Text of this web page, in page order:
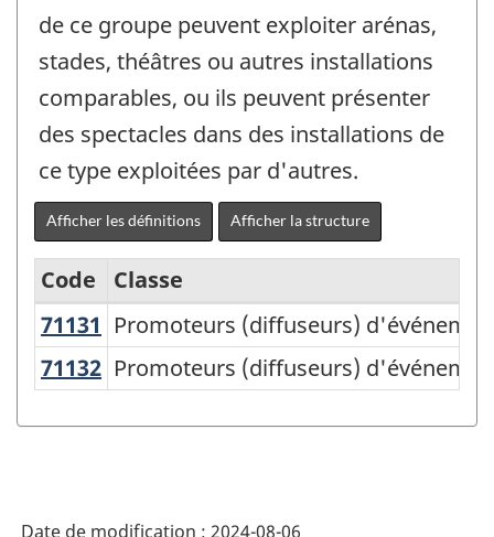
de ce groupe peuvent exploiter arénas,
stades, théâtres ou autres installations
comparables, ou ils peuvent présenter
des spectacles dans des installations de
ce type exploitées par d'autres.
Afficher les définitions Afficher la structure
Système
de
Code
Classe
71131 Promoteurs (diffuseurs)
Promoteurs (diffuseurs)
71132 Promoteurs (diffuseurs)
Promoteurs (diffuseurs)
Date de modification : 2024-08-06